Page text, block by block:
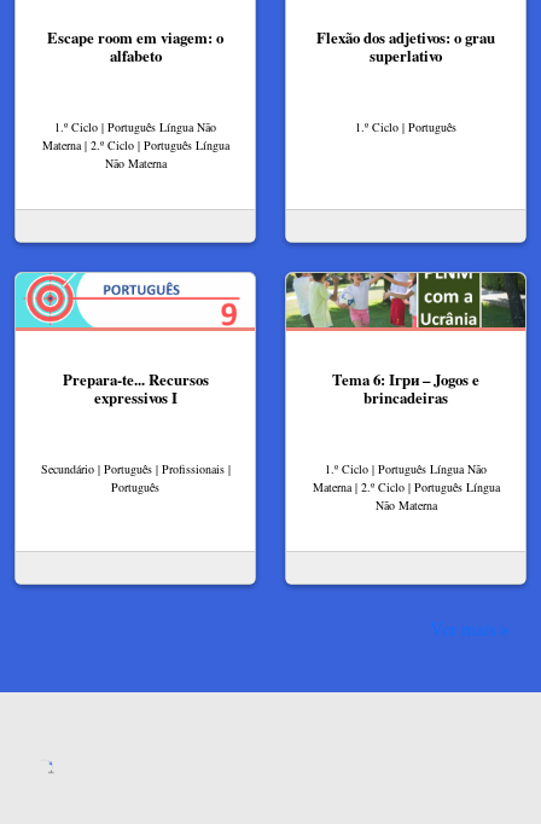
Escape room em viagem: o
alfabeto
1.º Ciclo | Português Língua Não
Materna | 2.º Ciclo | Português Língua
Não Materna
Flexão dos adjetivos: o grau
superlativo
1.º Ciclo | Português
Prepara-te... Recursos
expressivos I
Secundário | Português | Profissionais |
Português
Tema 6: Ігри – Jogos e
brincadeiras
1.º Ciclo | Português Língua Não
Materna | 2.º Ciclo | Português Língua
Não Materna
Ver mais